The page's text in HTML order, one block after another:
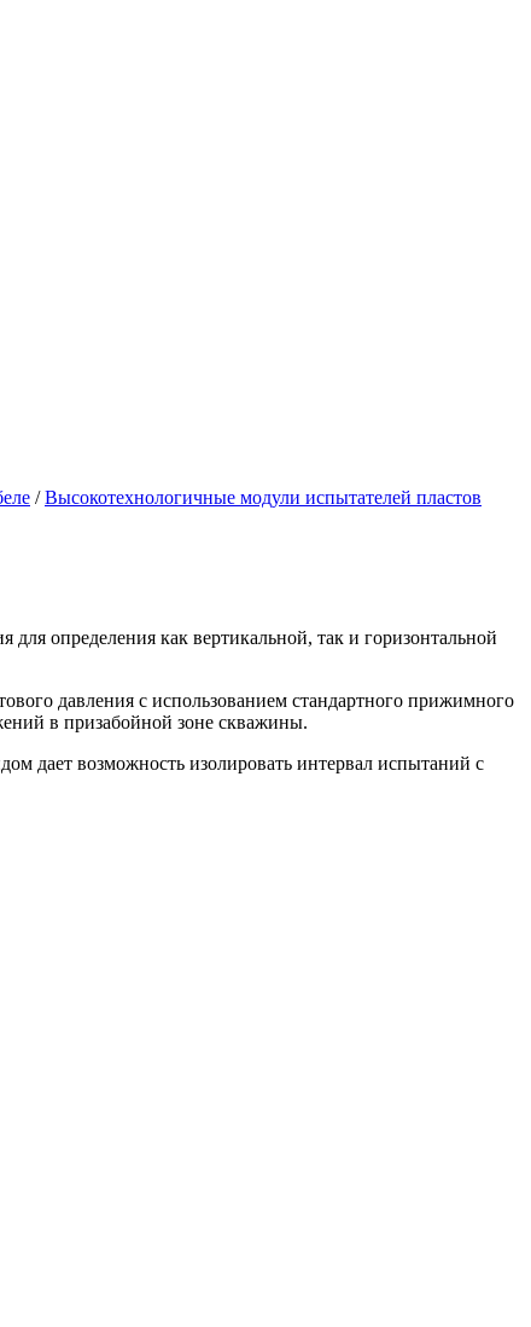
/Высокотехнологичные модули испытателей пластов
определения как вертикальной, так и горизонтальной
давления с использованием стандартного прижимного
в призабойной зоне скважины.
дает возможность изолировать интервал испытаний с